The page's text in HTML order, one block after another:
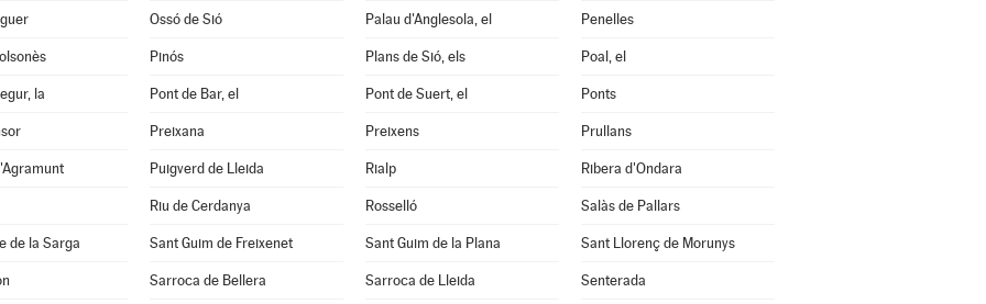
Ossó de Sió Palau d'Anglesola, el Penelles
Pinós Plans de Sió, els Poal, el
la Pont de Bar, el Pont de Suert, el Ponts
Preixana Preixens Prullans
Puigverd de Lleida Rialp Ribera d'Ondara
Riu de Cerdanya Rosselló Salàs de Pallars
de la Sarga Sant Guim de Freixenet Sant Guim de la Plana Sant Llorenç de Morunys
Sarroca de Bellera Sarroca de Lleida Senterada